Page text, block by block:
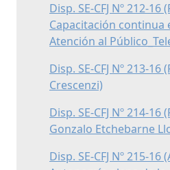
Disp. SE-CFJ Nº 212-16
Capacitación continua
Atención al
Disp. SE-CFJ Nº 213-
Crescenzi)
Disp. SE-CFJ Nº 214-16
Gonzalo Etchebarne
Disp. SE-CFJ Nº 215-16